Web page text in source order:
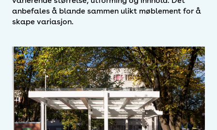
anbefales å blande sammen ulikt møblement for å
skape variasjon.